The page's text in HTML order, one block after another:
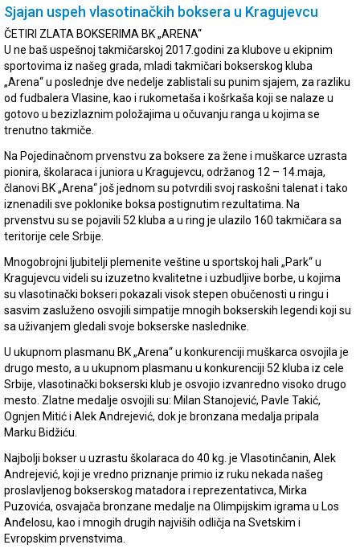
Sjajan uspeh vlasotinačkih boksera u Kragujevcu
ČETIRI ZLATA BOKSERIMA BK „ARENA“
U ne baš uspešnoj takmičarskoj 2017.godini za klubove u ekipnim
sportovima iz našeg grada, mladi takmičari bokserskog kluba
„Arena“ u poslednje dve nedelje zablistali su punim sjajem, za razliku
od fudbalera Vlasine, kao i rukometaša i košrkaša koji se nalaze u
gotovo u bezizlaznim položajima u očuvanju ranga u kojima se
trenutno takmiče.
Na Pojedinačnom prvenstvu za boksere za žene i muškarce uzrasta
pionira, školaraca i juniora u Kragujevcu, održanog 12 – 14.maja,
članovi BK „Arena“ još jednom su potvrdili svoj raskošni talenat i tako
iznenadili sve poklonike boksa postignutim rezultatima. Na
prvenstvu su se pojavili 52 kluba a u ring je ulazilo 160 takmičara sa
teritorije cele Srbije.
Mnogobrojni ljubitelji plemenite veštine u sportskoj hali „Park“ u
Kragujevcu videli su izuzetno kvalitetne i uzbudljive borbe, u kojima
su vlasotinački bokseri pokazali visok stepen obučenosti u ringu i
sasvim zasluženo osvojili simpatije mnogih bokserskih legendi koji su
sa uživanjem gledali svoje bokserske naslednike.
U ukupnom plasmanu BK „Arena“ u konkurenciji muškarca osvojila je
drugo mesto, a u ukupnom plasmanu u konkurenciji 52 kluba iz cele
Srbije, vlasotinački bokserski klub je osvojio izvanredno visoko drugo
mesto. Zlatne medalje osvojili su: Milan Stanojević, Pavle Takić,
Ognjen Mitić i Alek Andrejević, dok je bronzana medalja pripala
Marku Bidžiću.
Najbolji bokser u uzrastu školaraca do 40 kg. je Vlasotinčanin, Alek
Andrejević, koji je vredno priznanje primio iz ruku nekada našeg
proslavljenog bokserskog matadora i reprezentativca, Mirka
Puzovića, osvajača bronzane medalje na Olimpijskim igrama u Los
Anđelosu, kao i mnogih drugih najviših odličja na Svetskim i
Evropskim prvenstvima.